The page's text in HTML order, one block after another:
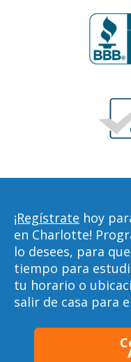
¡Regístrate hoy
en Charlotte!
lo desees, para
tiempo para
tu horario o
salir de casa para